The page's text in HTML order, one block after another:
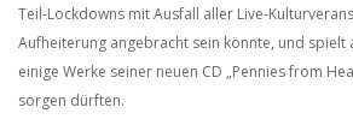
Teil-Lockdowns mit Ausfall aller Live-
Aufheiterung angebracht sein könnte, und spielt
einige Werke seiner neuen CD „Pennies from
sorgen dürften.